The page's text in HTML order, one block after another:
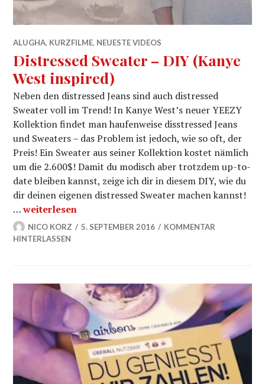
ALUGHA, KURZFILME, NEUESTE VIDEOS
Distressed Sweater – DIY (Kanye
West inspired)
Neben den distressed Jeans sind auch distressed
Sweater voll im Trend! In Kanye West’s neuer YEEZY
Kollektion findet man haufenweise disstressed Jeans
und Sweaters – das Problem ist jedoch, wie so oft, der
Preis! Ein Sweater aus seiner Kollektion kostet nämlich
um die 2.600$! Damit du modisch aber trotzdem up-to-
date bleiben kannst, zeige ich dir in diesem DIY, wie du
dir deinen eigenen distressed Sweater machen kannst!
…Distressed Sweater – DIY (Kanye West inspired)
weiterlesen
NICO KORZ 5. SEPTEMBER 2016
KOMMENTAR
HINTERLASSEN